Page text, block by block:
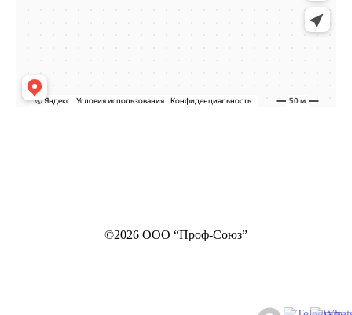
©2026 ООО “Проф-Союз”